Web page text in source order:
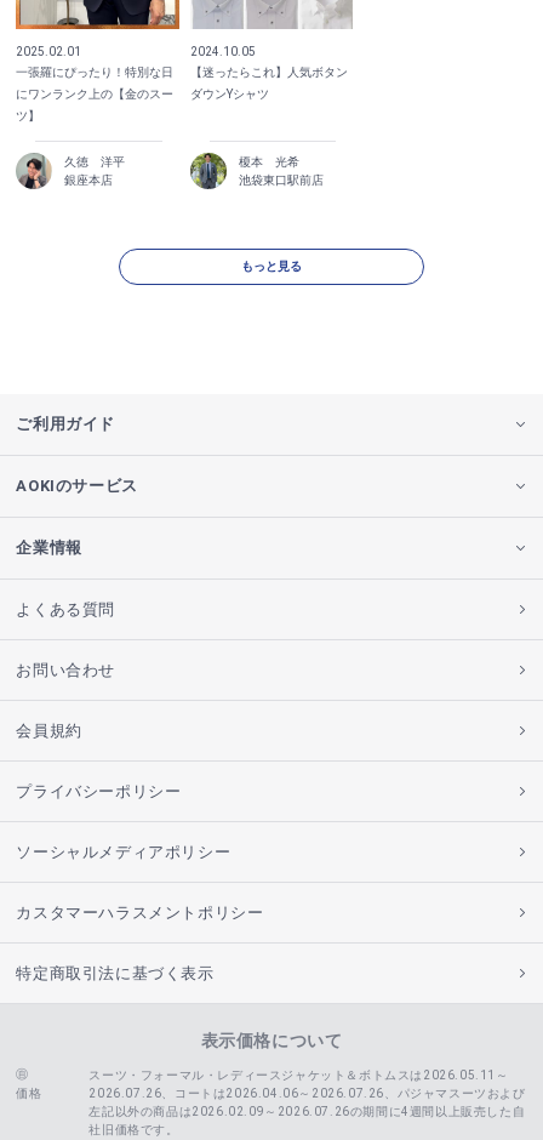
2025.02.01
一張羅にぴったり！特別な日
にワンランク上の【金のスー
ツ】
久徳 洋平
銀座本店
2024.10.05
【迷ったらこれ】人気ボタン
ダウンYシャツ
榎本 光希
池袋東口駅前店
もっと見る
ご利用ガイド
AOKIのサービス
企業情報
よくある質問
お問い合わせ
会員規約
プライバシーポリシー
ソーシャルメディアポリシー
カスタマーハラスメントポリシー
特定商取引法に基づく表示
表示価格について
価格
スーツ・フォーマル・レディースジャケット＆ボトムスは2026.05.11～
2026.07.26、コートは2026.04.06～2026.07.26、
パジャマスーツおよび
左記以外の商品は2026.02.09～2026.07.26の期間に4週間以上販売した自
社旧価格です。